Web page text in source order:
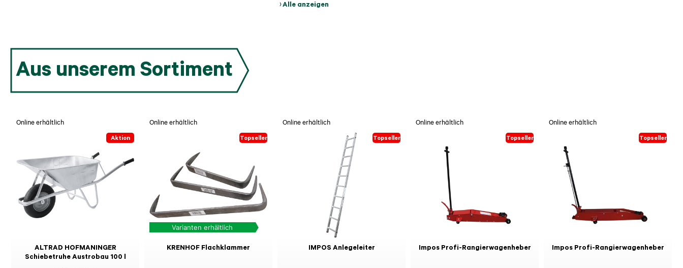
Alle anzeigen
Aus unserem Sortiment
Online erhältlich
Aktion
ALTRAD HOFMANINGER
Schiebetruhe Austrobau 100 l
Online erhältlich
Topseller
Varianten erhältlich
KRENHOF Flachklammer
Online erhältlich
Topseller
IMPOS Anlegeleiter
Online erhältlich
Topseller
Impos Profi-Rangierwagenheber
Online erhältlich
Topseller
Impos Profi-Rangierwagenheber